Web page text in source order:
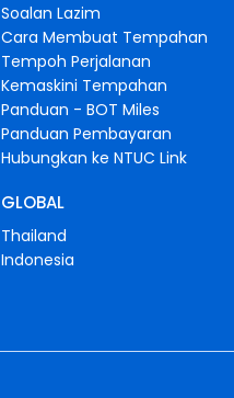
Soalan Lazim
Cara Membuat Tempahan
Tempoh Perjalanan
Kemaskini Tempahan
Panduan - BOT Miles
Panduan Pembayaran
Hubungkan ke NTUC Link
GLOBAL
Thailand
Indonesia